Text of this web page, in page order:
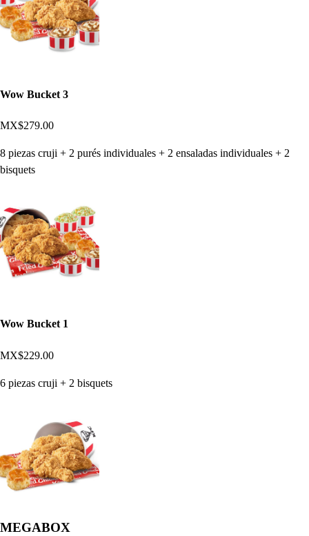
Wow Bucket 3
MX$279.00
8 piezas cruji + 2 purés individuales + 2 ensaladas individuales + 2
bisquets
Wow Bucket 1
MX$229.00
6 piezas cruji + 2 bisquets
MEGABOX